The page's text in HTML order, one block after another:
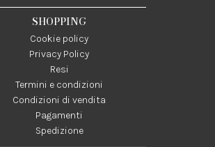
SHOPPING
Cookie policy
Privacy Policy
Resi
Termini e condizioni
Condizioni di vendita
Pagamenti
Spedizione